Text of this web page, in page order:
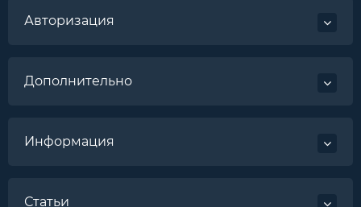
Авторизация
Дополнительно
Информация
Статьи